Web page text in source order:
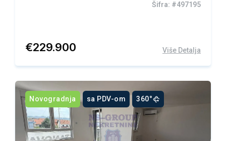
Šifra: #497195
€229.900 Više Detalja
Novogradnja sa PDV-om 360°